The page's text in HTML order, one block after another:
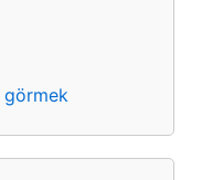
görmek